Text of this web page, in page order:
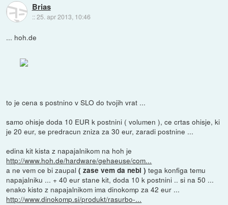
Brias
::25. apr 2013, 10:46
... hoh.de
to je cena s postnino v SLO do tvojih vrat ...
samo ohisje doda 10 EUR k postnini ( volumen ), ce crtas ohisje, ki
je 20 eur, se predracun zniza za 30 eur, zaradi postnine ...
edina kit kista z napajalnikom na hoh je
http://www.hoh.de/hardware/gehaeuse/com...
a ne vem ce bi zaupal( zase vem da nebi ) tega konfiga temu
napajalniku ... + 40 eur stane kit, doda 10 k postnini .. si na 50 ...
enako kisto z napajalnikom ima dinokomp za 42 eur ...
http://www.dinokomp.si/produkt/rasurbo-...